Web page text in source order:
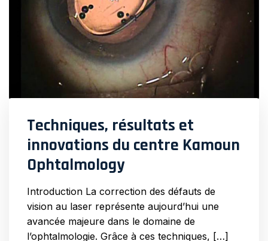
Techniques, résultats et
innovations du centre Kamoun
Ophtalmology
Introduction La correction des défauts de
vision au laser représente aujourd’hui une
avancée majeure dans le domaine de
l’ophtalmologie. Grâce à ces techniques, […]